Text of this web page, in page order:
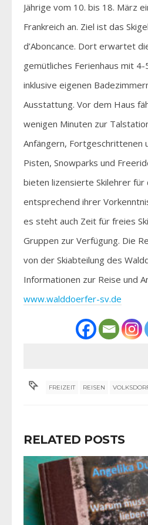
Jährige vom 10. bis 18. März
Frankreich an. Ziel ist das
d’Aboncance. Dort erwartet
gemütliches Ferienhaus mit
inklusive eigenen
Ausstattung. Vor dem Haus
wenigen Minuten zur
Anfängern, Fortgeschrittenen
Pisten, Snowparks und
bieten lizensierte Skilehrer für
entsprechend ihrer
es steht auch Zeit für freies
Gruppen zur Verfügung. Die
von der Skiabteilung des
Informationen zur Reise und
www.walddoerfer-sv.de
FREIZEIT REISEN
RELATED POSTS